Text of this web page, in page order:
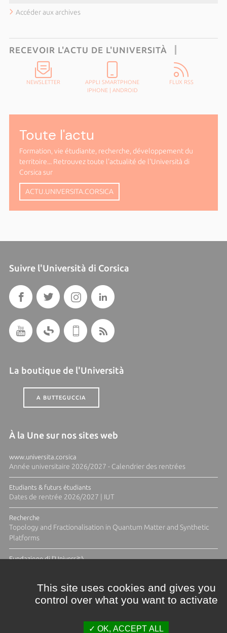
Accéder aux archives
RECEVOIR L'ACTU DE L'UNIVERSITÀ
NEWSLETTER
APPLI SMARTPHONE
IPHONE| ANDROID
FLUX RSS
Toute l'actu
Formation, vie étudiante, recherche, développement du
territoire... Retrouvez toute l'actualité de l'Università di
Corsica sur
ACTU.UNIVERSITA.CORSICA
Suivre l'Università di Corsica
La boutique de l'Università
A BUTTEGUCCIA
À la Une sur nos sites web
www.universita.corsica
Année universitaire 2026/2027 - Calendrier des rentrées
Etudiants & futurs étudiants
Dates de rentrée 2026/2027 | IUT
Recherche
Topology and Fractionalisation in Quantum Matter and Synthetic
Platforms
Fundazione di l'Università
This site uses cookies and gives you
control over what you want to activate
OK, ACCEPT ALL